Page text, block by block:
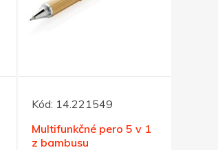
Kód: 14.221549
Multifunkčné pero 5 v 1
z bambusu